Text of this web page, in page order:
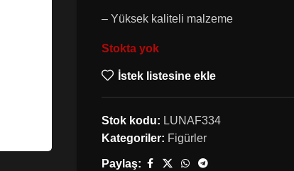
– Yüksek kaliteli malzeme
Stokta yok
İstek listesine ekle
Stok kodu: LUNAF334
Kategoriler: Figürler
Paylaş: